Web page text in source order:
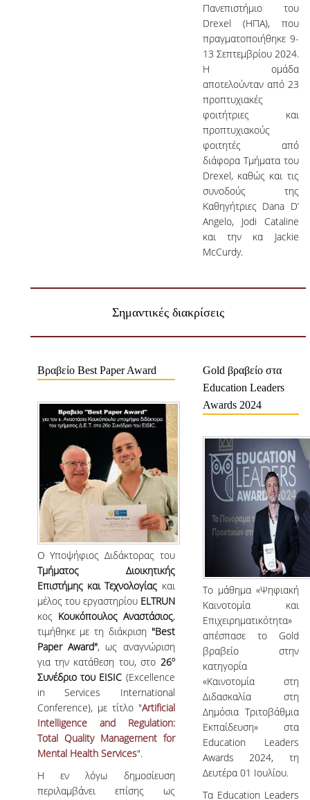
Πανεπιστήμιο του
Drexel (ΗΠΑ), που
πραγματοποιήθηκε 9-
13 Σεπτεμβρίου 2024.
Η ομάδα
αποτελούνταν από 23
προπτυχιακές
φοιτήτριες και
προπτυχιακούς
φοιτητές από
διάφορα Τμήματα του
Drexel, καθώς και τις
συνοδούς της
Καθηγήτριες Dana D’
Angelo, Jodi Cataline
και την κα Jackie
McCurdy.
Σημαντικές διακρίσεις
Βραβείο Best Paper Award
Ο Υποψήφιος Διδάκτορας του
Τμήματος Διοικητικής
Επιστήμης καιΤεχνολογίας και
μέλος του εργαστηρίου ELTRUN
κος Κουκόπουλος Αναστάσιος,
τιμήθηκε με τη διάκριση "Best
Paper Award", ως αναγνώριση
για την κατάθεση του, στο 26ο
Συνέδριο του EISIC (Excellence
in Services International
Conference), με τίτλο "Artificial
Intelligence and Regulation:
Total Quality Management for
Mental Health Services".
Η εν λόγω δημοσίευση
περιλαμβάνει επίσης ως
Gold βραβείο στα
Education Leaders
Awards 2024
Το μάθημα «Ψηφιακή
Καινοτομία και
Επιχειρηματικότητα»
απέσπασε το Gold
βραβείο στην
κατηγορία
«Καινοτομία στη
Διδασκαλία στη
Δημόσια Τριτοβάθμια
Εκπαίδευση» στα
Education Leaders
Awards 2024, τη
Δευτέρα 01 Ιουλίου.
Τα Education Leaders